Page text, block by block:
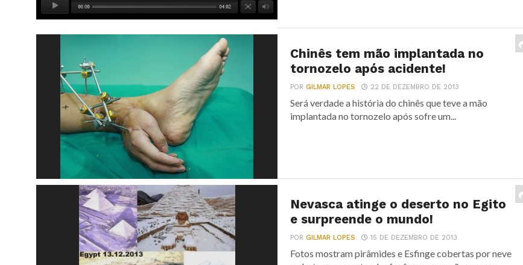
Chinês tem mão implantada no
tornozelo após acidente!
PORGILMAR LOPES 22 DE DEZEMBRO DE 2013
Será verdade a história do chinês que teve a mão
implantada no tornozelo após sofre um...
Nevasca atinge o deserto no Egito
e surpreende o mundo!
PORGILMAR LOPES 15 DE DEZEMBRO DE 2013
Fotos mostram pirâmides e Esfinge cobertas por neve